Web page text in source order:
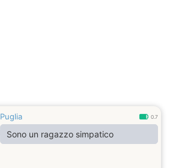
Puglia 0.7
Sono un ragazzo simpatico